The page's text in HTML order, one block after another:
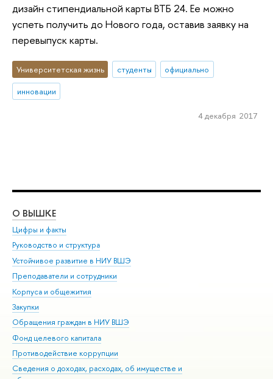
дизайн стипендиальной карты ВТБ 24. Ее можно
успеть получить до Нового года, оставив заявку на
перевыпуск карты.
Университетская жизнь студенты
официально
инновации
4 декабря 2017
О ВЫШКЕ
Цифры и факты
Руководство и структура
Устойчивое развитие в НИУ ВШЭ
Преподаватели и сотрудники
Корпуса и общежития
Закупки
Обращения граждан в НИУ ВШЭ
Фонд целевого капитала
Противодействие коррупции
Сведения о доходах, расходах, об имуществе и